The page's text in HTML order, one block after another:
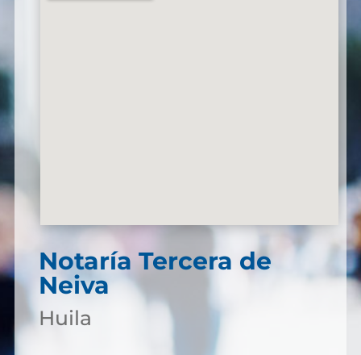
Notaría Tercera de
Neiva
Huila